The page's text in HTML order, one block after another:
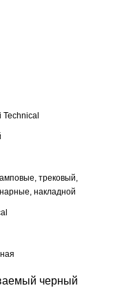
Technical
трековый,
накладной
черный